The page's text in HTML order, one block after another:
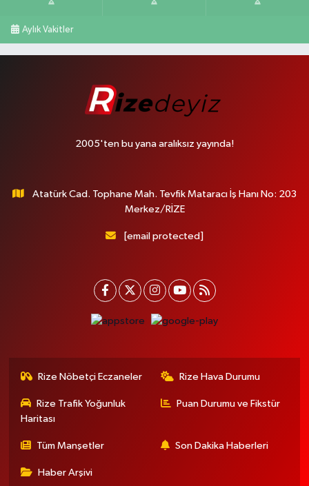
Aylık Vakitler
2005'ten bu yana aralıksız yayında!
Atatürk Cad. Tophane Mah. Tevfik Mataracı İş Hanı No: 203
Merkez/RİZE
[email protected]
Rize Nöbetçi Eczaneler Rize Hava Durumu
Rize Trafik Yoğunluk
Haritası
Puan Durumu ve Fikstür
Tüm Manşetler Son Dakika Haberleri
Haber Arşivi